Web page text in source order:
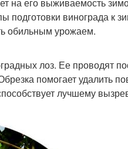
подготовки винограда к
обильным урожаем.
лоз. Ее проводят
помогает удалить
лучшему